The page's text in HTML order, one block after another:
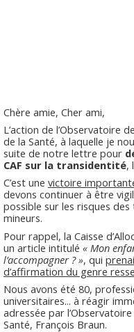
Chère amie, Cher ami,
L’action de l’Observatoire
de la Santé, à laquelle je
suite de notre lettre pour
CAF sur la transidentité,
C’est une victoire
devons continuer à être
possible sur les risques
mineurs.
Pour rappel, la Caisse
un article intitulé « Mon
l’accompagner ? », qui
d’affirmation du genre
Nous avons été 80,
universitaires... à réagir
adressée par
Santé, François Braun.